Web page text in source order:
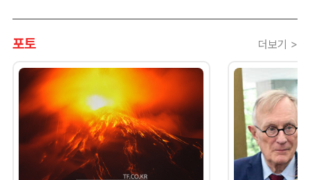
포토 더보기 >